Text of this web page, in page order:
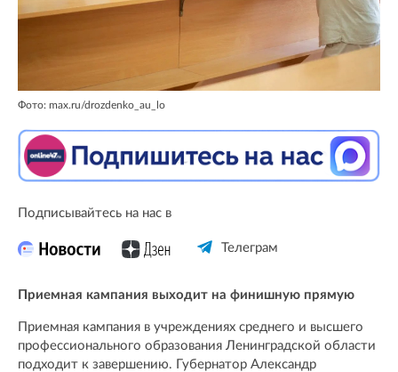
Фото: max.ru/drozdenko_au_lo
Подписывайтесь на нас в
Телеграм
Приемная кампания выходит на финишную прямую
Приемная кампания в учреждениях среднего и высшего
профессионального образования Ленинградской области
подходит к завершению. Губернатор Александр